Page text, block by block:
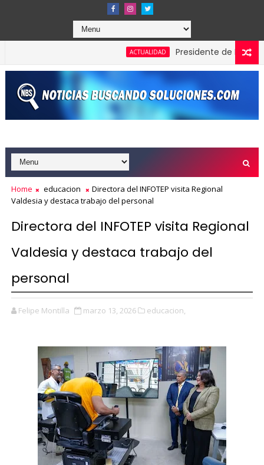
ACTUALIDAD Presidente de Honduras
Home educacion
Directora del INFOTEP visita Regional
Valdesia y destaca trabajo del personal
Directora del INFOTEP visita Regional
Valdesia y destaca trabajo del
personal
Felipe Montilla marzo 13, 2026 educacion,